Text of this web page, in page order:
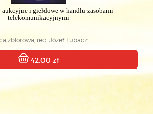
i giełdowe w handlu zasobami
telekomunikacyjnymi
zbiorowa, red. Józef Lubacz
42.00 zł